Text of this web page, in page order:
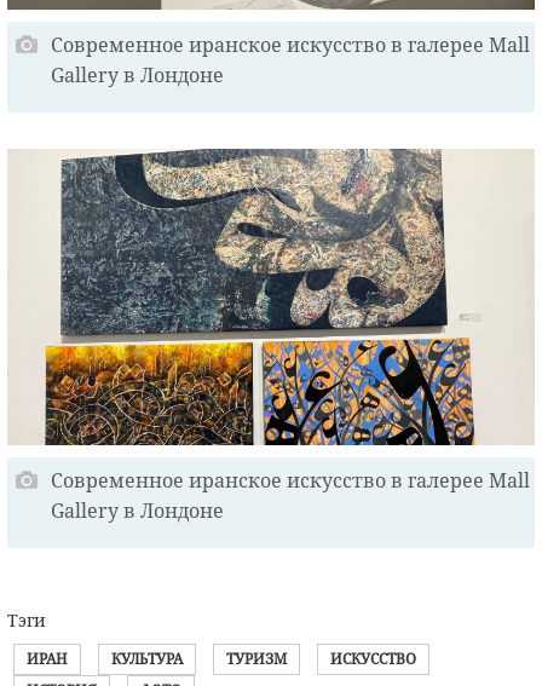
Современное иранское искусство в галерее Mall
Gallery в Лондоне
Современное иранское искусство в галерее Mall
Gallery в Лондоне
Тэги
ИРАН КУЛЬТУРА ТУРИЗМ
ИСКУССТВО